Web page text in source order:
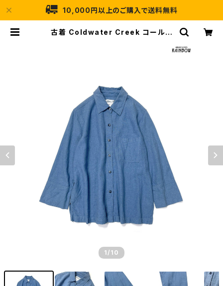
10,000円以上のご購入で送料無料
古着 Coldwater Creek コールド
ネン 長袖 シャツ 青 (ttu2402036)
1 /10